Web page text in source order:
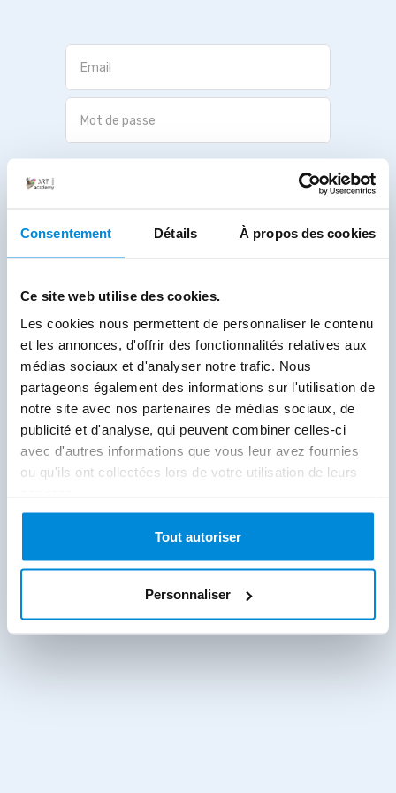
Consentement Détails À propos des cookies
Ce site web utilise des cookies.
Les cookies nous permettent de personnaliser le contenu
et les annonces, d'offrir des fonctionnalités relatives aux
médias sociaux et d'analyser notre trafic. Nous
partageons également des informations sur l'utilisation de
notre site avec nos partenaires de médias sociaux, de
publicité et d'analyse, qui peuvent combiner celles-ci
avec d'autres informations que vous leur avez fournies
ou qu'ils ont collectées lors de votre utilisation de leurs
Tout autoriser
Personnaliser